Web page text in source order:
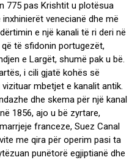
775 pas Krishtit u plotësua
venecianë dhe më
e një kanali të ri deri në
të sfidonin portugezët,
e Largët, shumë pak u bë.
i cili gjatë kohës së
mbetjet e kanalit antik.
dhe skema për një kanal
1856, ajo u bë zyrtare,
franceze, Suez Canal
me qira për operim pasi ta
punëtorë egjiptianë dhe